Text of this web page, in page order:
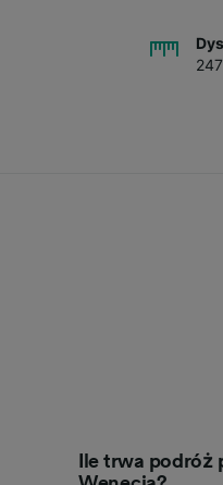
Ile trwa